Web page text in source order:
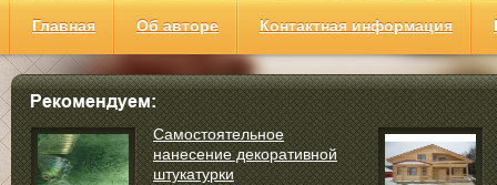
Главная Об авторе Контактная информация
Самостоятельное
нанесение декоративной
штукатурки